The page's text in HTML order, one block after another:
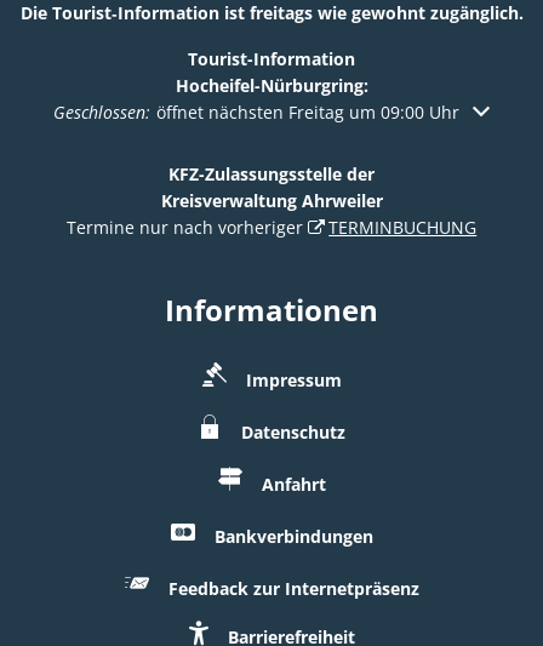
Die Tourist‑Information ist freitags wie gewohnt zugänglich.
Tourist-Information
Hocheifel-Nürburgring:
Klicken, um weitere Öffnungs- oder Schließzeiten
Geschlossen: öffnet nächsten Freitag um 09:00 Uhr
KFZ-Zulassungsstelle der
Kreisverwaltung Ahrweiler
Termine nur nach vorheriger
TERMINBUCHUNG
Informationen
Impressum
Datenschutz
Anfahrt
Bankverbindungen
Feedback zur Internetpräsenz
Barrierefreiheit